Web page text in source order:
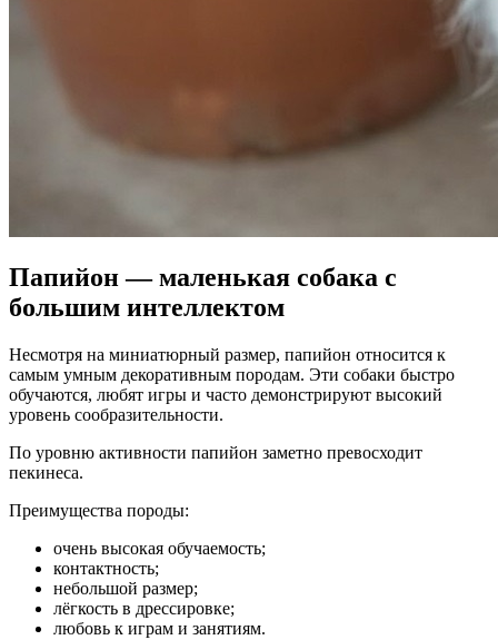
Папийон — маленькая собака с
большим интеллектом
Несмотря на миниатюрный размер, папийон относится к
самым умным декоративным породам. Эти собаки быстро
обучаются, любят игры и часто демонстрируют высокий
уровень сообразительности.
По уровню активности папийон заметно превосходит
пекинеса.
Преимущества породы:
очень высокая обучаемость;
контактность;
небольшой размер;
лёгкость в дрессировке;
любовь к играм и занятиям.